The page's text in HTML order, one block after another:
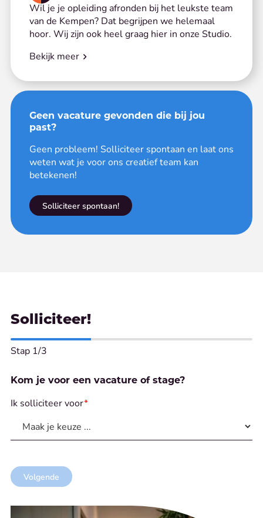
Wil je je opleiding afronden bij het leukste team
van de Kempen? Dat begrijpen we helemaal
hoor. Wij zijn ook heel graag hier in onze Studio.
Bekijk meer
Geen vacature gevonden die bij jou
past?
Geen probleem! Solliciteer spontaan en laat ons
weten wat je voor ons creatief team kan
betekenen!
Solliciteer spontaan!
Solliciteer!
Stap 1/3
Kom je voor een vacature of stage?
Ik solliciteer voor*
Volgende